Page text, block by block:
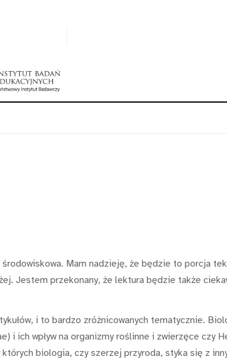
Mam nadzieję, że będzie to porcja
Jestem przekonany, że lektura będzie także
i to bardzo zróżnicowanych tematycznie.
i ich wpływ na organizmy roślinne i zwierzęce czy
biologia, czy szerzej przyroda, styka się z